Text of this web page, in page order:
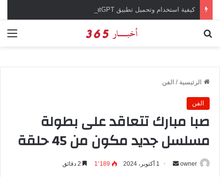
الرئيسية / الفن
الفن
صبا مبارك تتعاقد على بطولة
مسلسل جديد مكون من 45 حلقة
owner 1 أكتوبر، 2024 1٬189